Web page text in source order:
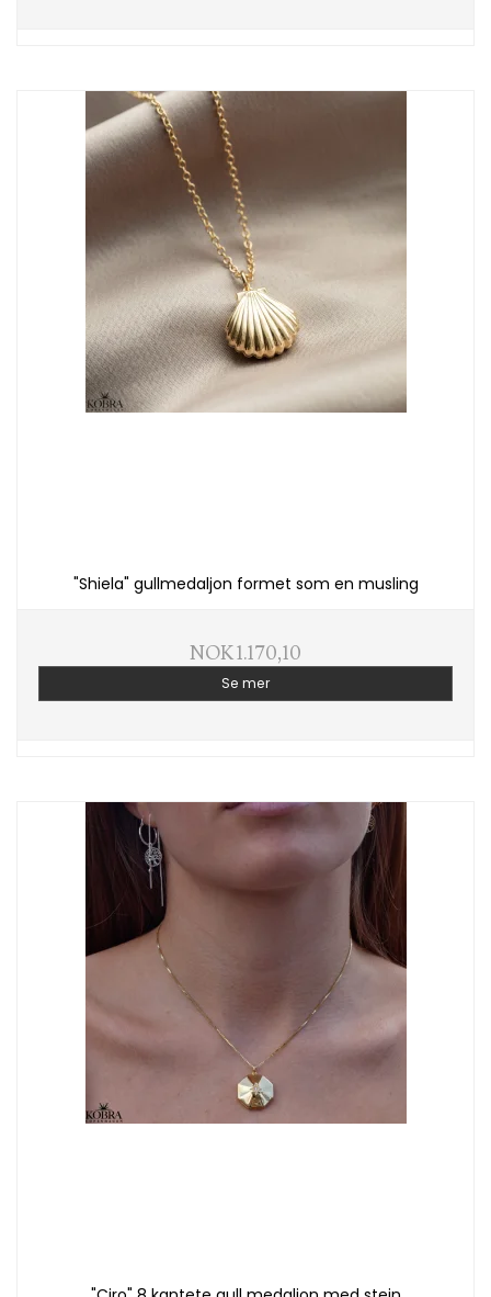
"Shiela" gullmedaljon formet som en musling
NOK 1.170,10
Se mer